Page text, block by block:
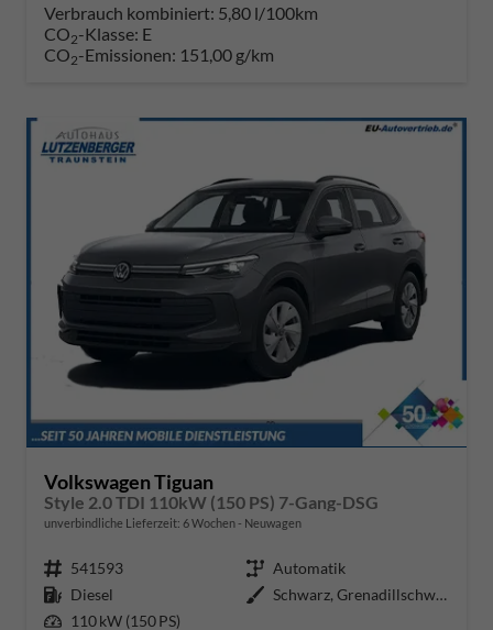
Verbrauch kombiniert: 5,80 l/100km
CO2-Klasse: E
CO2-Emissionen: 151,00 g/km
Volkswagen Tiguan
Style 2.0 TDI 110kW (150 PS) 7-Gang-DSG
unverbindliche Lieferzeit: 6 Wochen Neuwagen
Fahrzeugnr. 541593 Getriebe Automatik
Kraftstoff Diesel Außenfarbe
Schwarz, Grenadillschwarz Metall
Leistung 110 kW (150 PS)